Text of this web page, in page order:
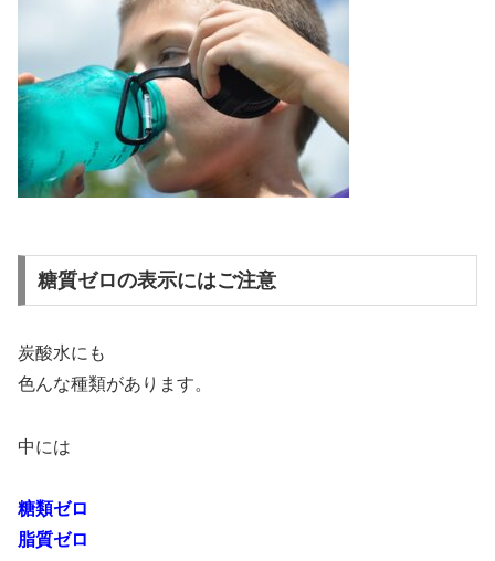
糖質ゼロの表示にはご注意
炭酸水にも
色んな種類があります。
中には
糖類ゼロ
脂質ゼロ